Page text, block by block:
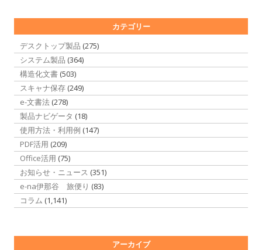
カテゴリー
デスクトップ製品 (275)
システム製品 (364)
構造化文書 (503)
スキャナ保存 (249)
e-文書法 (278)
製品ナビゲータ (18)
使用方法・利用例 (147)
PDF活用 (209)
Office活用 (75)
お知らせ・ニュース (351)
e-na伊那谷 旅便り (83)
コラム (1,141)
アーカイブ